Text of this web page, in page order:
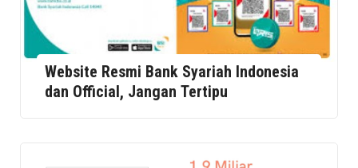
Website Resmi Bank Syariah Indonesia
dan Official, Jangan Tertipu